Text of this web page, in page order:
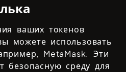
ваших токенов
можете использовать
MetaMask. Эти
безопасную среду для